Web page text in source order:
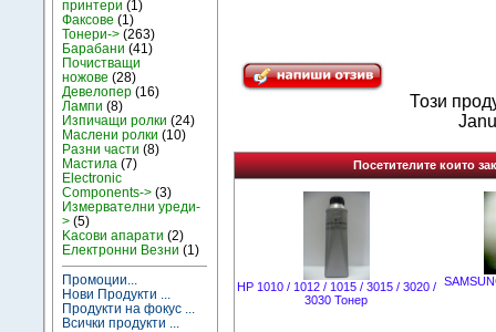
принтери (1)
Факсове (1)
Тонери-> (263)
Барабани (41)
Почистващи
ножове (28)
Девелопер (16)
Лампи (8)
Изпичащи ролки (24)
Маслени ролки (10)
Разни части (8)
Мастила (7)
Electronic
Components-> (3)
Измервателни уреди-
> (5)
Kасови апарати (2)
Електронни Везни (1)
Промоции...
Нови Продукти ...
Продукти на фокус ...
Всички продукти ...
Този
Посетителите които
HP 1010 / 1012 / 1015 / 3015 / 3020 /
3030 Тонер